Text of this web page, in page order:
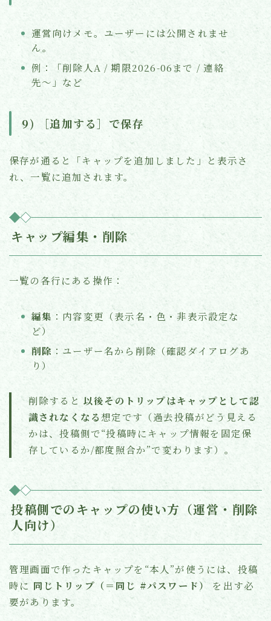
運営向けメモ。ユーザーには公開されませ
ん。
例：「削除人A / 期限2026-06まで / 連絡
先〜」など
9) ［追加する］で保存
保存が通ると「キャップを追加しました」と表示さ
れ、一覧に追加されます。
キャップ編集・削除
一覧の各行にある操作：
編集 ：内容変更（表示名・色・非表示設定な
ど）
削除 ：ユーザー名から削除（確認ダイアログあ
り）
削除すると 以後そのトリップはキャップとして認
識されなくなる想定です（過去投稿がどう見える
かは、投稿側で“投稿時にキャップ情報を固定保
存しているか/都度照合か”で変わります）。
投稿側でのキャップの使い方（運営・削除
人向け）
管理画面で作ったキャップを“本人”が使うには、投稿
時に 同じトリップ（＝同じ #パスワード） を出す必
要があります。